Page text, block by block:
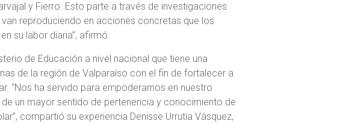
y Fierro. Esto parte a través de investigaciones
reproduciendo en acciones concretas que los
su labor diaria”, afirmó.
de Educación a nivel nacional que tiene una
de la región de Valparaíso con el fin de fortalecer a
“Nos ha servido para empoderarnos en nuestro
un mayor sentido de pertenencia y conocimiento de
compartió su experiencia Denisse Urrutia Vásquez,